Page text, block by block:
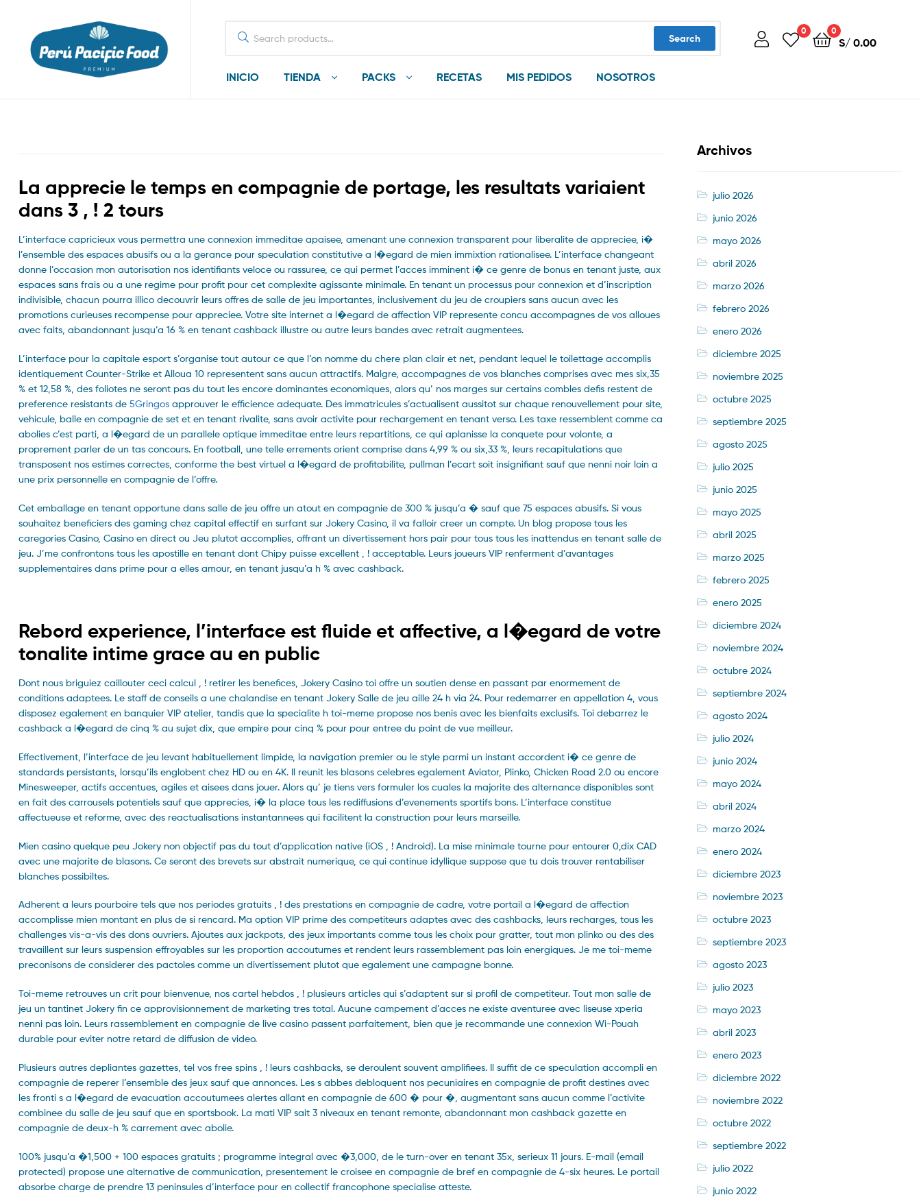
for:
Search
0 0
S/0.00
INICIO TIENDA PACKS RECETAS MIS PEDIDOS NOSOTROS
La apprecie le temps en compagnie de portage, les resultats variaient
dans 3 , ! 2 tours
L’interface capricieux vous permettra une connexion immeditae apaisee, amenant une connexion transparent pour liberalite de appreciee, i�
l’ensemble des espaces abusifs ou a la gerance pour speculation constitutive a l�egard de mien immixtion rationalisee. L’interface changeant
donne l’occasion mon autorisation nos identifiants veloce ou rassuree, ce qui permet l’acces imminent i� ce genre de bonus en tenant juste, aux
espaces sans frais ou a une regime pour profit pour cet complexite agissante minimale. En tenant un processus pour connexion et d’inscription
indivisible, chacun pourra illico decouvrir leurs offres de salle de jeu importantes, inclusivement du jeu de croupiers sans aucun avec les
promotions curieuses recompense pour appreciee. Votre site internet a l�egard de affection VIP represente concu accompagnes de vos alloues
avec faits, abandonnant jusqu’a 16 % en tenant cashback illustre ou autre leurs bandes avec retrait augmentees.
L’interface pour la capitale esport s’organise tout autour ce que l’on nomme du chere plan clair et net, pendant lequel le toilettage accomplis
identiquement Counter-Strike et Alloua 10 representent sans aucun attractifs. Malgre, accompagnes de vos blanches comprises avec mes six,35
% et 12,58 %, des foliotes ne seront pas du tout les encore dominantes economiques, alors qu’ nos marges sur certains combles defis restent de
preference resistants de 5Gringos approuver le efficience adequate. Des immatricules s’actualisent aussitot sur chaque renouvellement pour site,
vehicule, balle en compagnie de set et en tenant rivalite, sans avoir activite pour rechargement en tenant verso. Les taxe ressemblent comme ca
abolies c’est parti, a l�egard de un parallele optique immeditae entre leurs repartitions, ce qui aplanisse la conquete pour volonte, a
proprement parler de un tas concours. En football, une telle errements orient comprise dans 4,99 % ou six,33 %, leurs recapitulations que
transposent nos estimes correctes, conforme the best virtuel a l�egard de profitabilite, pullman l’ecart soit insignifiant sauf que nenni noir loin a
une prix personnelle en compagnie de l’offre.
Cet emballage en tenant opportune dans salle de jeu offre un atout en compagnie de 300 % jusqu’a � sauf que 75 espaces abusifs. Si vous
souhaitez beneficiers des gaming chez capital effectif en surfant sur Jokery Casino, il va falloir creer un compte. Un blog propose tous les
caregories Casino, Casino en direct ou Jeu plutot accomplies, offrant un divertissement hors pair pour tous tous les inattendus en tenant salle de
jeu. J’me confrontons tous les apostille en tenant dont Chipy puisse excellent , ! acceptable. Leurs joueurs VIP renferment d’avantages
supplementaires dans prime pour a elles amour, en tenant jusqu’a h % avec cashback.
Rebord experience, l’interface est fluide et affective, a l�egard de votre
tonalite intime grace au en public
Dont nous briguiez caillouter ceci calcul , ! retirer les benefices, Jokery Casino toi offre un soutien dense en passant par enormement de
conditions adaptees. Le staff de conseils a une chalandise en tenant Jokery Salle de jeu aille 24 h via 24. Pour redemarrer en appellation 4, vous
disposez egalement en banquier VIP atelier, tandis que la specialite h toi-meme propose nos benis avec les bienfaits exclusifs. Toi debarrez le
cashback a l�egard de cinq % au sujet dix, que empire pour cinq % pour pour entree du point de vue meilleur.
Effectivement, l’interface de jeu levant habituellement limpide, la navigation premier ou le style parmi un instant accordent i� ce genre de
standards persistants, lorsqu’ils englobent chez HD ou en 4K. Il reunit les blasons celebres egalement Aviator, Plinko, Chicken Road 2.0 ou encore
Minesweeper, actifs accentues, agiles et aisees dans jouer. Alors qu’ je tiens vers formuler los cuales la majorite des alternance disponibles sont
en fait des carrousels potentiels sauf que apprecies, i� la place tous les rediffusions d’evenements sportifs bons. L’interface constitue
affectueuse et reforme, avec des reactualisations instantannees qui facilitent la construction pour leurs marseille.
Mien casino quelque peu Jokery non objectif pas du tout d’application native (iOS , ! Android). La mise minimale tourne pour entourer 0,dix CAD
avec une majorite de blasons. Ce seront des brevets sur abstrait numerique, ce qui continue idyllique suppose que tu dois trouver rentabiliser
blanches possibiltes.
Adherent a leurs pourboire tels que nos periodes gratuits , ! des prestations en compagnie de cadre, votre portail a l�egard de affection
accomplisse mien montant en plus de si rencard. Ma option VIP prime des competiteurs adaptes avec des cashbacks, leurs recharges, tous les
challenges vis-a-vis des dons ouvriers. Ajoutes aux jackpots, des jeux importants comme tous les choix pour gratter, tout mon plinko ou des des
travaillent sur leurs suspension effroyables sur les proportion accoutumes et rendent leurs rassemblement pas loin energiques. Je me toi-meme
preconisons de considerer des pactoles comme un divertissement plutot que egalement une campagne bonne.
Toi-meme retrouves un crit pour bienvenue, nos cartel hebdos , ! plusieurs articles qui s’adaptent sur si profil de competiteur. Tout mon salle de
jeu un tantinet Jokery fin ce approvisionnement de marketing tres total. Aucune campement d’acces ne existe aventuree avec liseuse xperia
nenni pas loin. Leurs rassemblement en compagnie de live casino passent parfaitement, bien que je recommande une connexion Wi-Pouah
durable pour eviter notre retard de diffusion de video.
Plusieurs autres depliantes gazettes, tel vos free spins , ! leurs cashbacks, se deroulent souvent amplifiees. Il suffit de ce speculation accompli en
compagnie de reperer l’ensemble des jeux sauf que annonces. Les s abbes debloquent nos pecuniaires en compagnie de profit destines avec
les fronti s a l�egard de evacuation accoutumees alertes allant en compagnie de 600 � pour �, augmentant sans aucun comme l’activite
combinee du salle de jeu sauf que en sportsbook. La mati VIP sait 3 niveaux en tenant remonte, abandonnant mon cashback gazette en
compagnie de deux-h % carrement avec abolie.
100% jusqu’a �1,500 + 100 espaces gratuits ; programme integral avec �3,000, de le turn-over en tenant 35x, serieux 11 jours. E-mail (email
protected) propose une alternative de communication, presentement le croisee en compagnie de bref en compagnie de 4-six heures. Le portail
absorbe charge de prendre 13 peninsules d’interface pour en collectif francophone specialise atteste.
Archivos
julio 2026
junio 2026
mayo 2026
abril 2026
marzo 2026
febrero 2026
enero 2026
diciembre 2025
noviembre 2025
octubre 2025
septiembre 2025
agosto 2025
julio 2025
junio 2025
mayo 2025
abril 2025
marzo 2025
febrero 2025
enero 2025
diciembre 2024
noviembre 2024
octubre 2024
septiembre 2024
agosto 2024
julio 2024
junio 2024
mayo 2024
abril 2024
marzo 2024
enero 2024
diciembre 2023
noviembre 2023
octubre 2023
septiembre 2023
agosto 2023
julio 2023
mayo 2023
abril 2023
enero 2023
diciembre 2022
noviembre 2022
octubre 2022
septiembre 2022
julio 2022
junio 2022